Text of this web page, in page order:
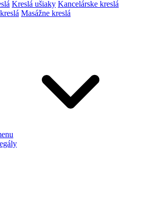
Kreslá ušiaky Kancelárske kreslá
Masážne kreslá